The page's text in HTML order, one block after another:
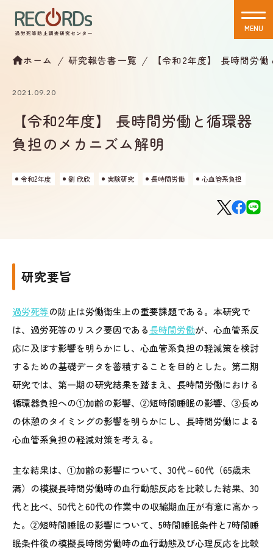
MENU
ホーム 研究報告書一覧 【令和2年度】 長時間労
2021.09.20
【令和2年度】 長時間労働と循環器
負担のメカニズム解明
令和2年度 劉 欣欣 実験研究 長時間労働 心血管系負担
研究要旨
過労死等の防止は労働衛生上の重要課題である。本研究で
は、過労死等のリスク要因である長時間労働が、心血管系反
応に及ぼす影響を明らかにし、心血管系負担の軽減策を検討
するための基礎データを蓄積することを目的とした。第二期
研究では、第一期の研究結果を踏まえ、長時間労働における
循環器負担への①加齢の影響、②短時間睡眠の影響、③長め
の休憩のタイミングの影響を明らかにし、長時間労働による
心血管系負担の軽減対策を考える。
主な結果は、①加齢の影響について、30代～60代（65歳未
満）の模擬長時間労働時の血行動態反応を比較した結果、30
代と比べ、50代と60代の作業中の収縮期血圧が有意に高かっ
た。②短時間睡眠の影響について、5時間睡眠条件と7時間睡
眠条件後の模擬長時間労働時の血行動態及び心理反応を比較